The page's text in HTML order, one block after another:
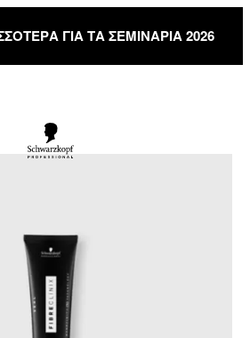
ΓΙΑ ΤΑ ΣΕΜΙΝΑΡΙΑ 2026